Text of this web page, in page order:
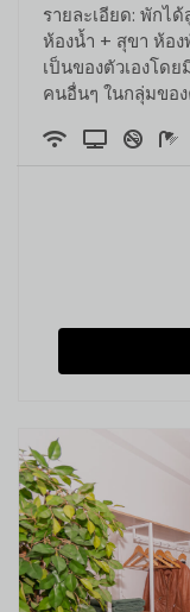
รายละเอียด: พักไ
ห้องน้ำ + สุขา ห้อ
เป็นของตัวเองโด
คนอื่นๆ ในกลุ่มขอ